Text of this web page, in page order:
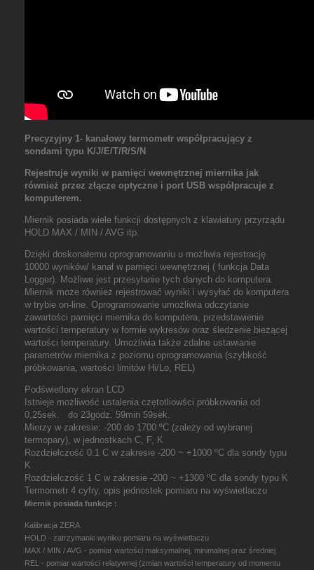
Precyzyjny 1- kanałowy termometr współpracujący z
sondami typu K/J/E/T/R/S/N
Rejestruje wyniki w pamięci wewnętrznej miernika jak
również przez złącze optyczne i port USB współpracuje z
komputerem.
Miernik posiada wiele funkcji dostępnych z klawiatury przyrządu
HOLD MAX / MIN / AVG itp.
Dzięki doskonałemu oprogramowaniu u możliwia rejestrację
10000 wyników/ kanał w pamięci wewnętrznej ( funkcja Data
Logger). Możliwe jest przesyłanie tych danych do komputera.
Miernik może również rejestrować wyniki i wysyłać do komputera
w trybie on-line. Oprogramowanie umożliwia odczytanie
zawartości pamięci miernika do komputera, przedstawienie
wartości temperatury w formie wykresów oraz śledzenie bieżącej
wartości temperatury. Umożliwia także zdalne ustawianie
parametrów miernika z poziomu oprogramowania (szybkość
próbkowania, wartości limitów Hi/Lo, REL)
Podświetlony ekran LCD
Istnieje możliwość ustalenia czętotliowści próbkowania od
0,25sek. do 23godz. 59min 59sek.
Mierzy w zakresie: -200 do 1700 ºC (zależy od wybranej
termopary), w jednostkach C, F, K
Rozdzielczość 0.1 C w zakresie -200 ~ +1000 ºC dla sondy typu
K
Rozdzielczość 1 C w zakresie -200 ~ +1300 ºC dla sondy typu K
Termometr 4 cyfry, opis jednostek pomiaru na wyświetlaczu
Miernik posiada funkcje :
Kalibracja ZERA
HOLD - zatrzymanie wyniku pomiaru na wyświetlaczu
MAX / MIN / AVG - pomiar wartości maksymalnej, minimalnej oraz średniej
REL - pomiar wartości relatywnej (zmian wartości temperatury od momentu